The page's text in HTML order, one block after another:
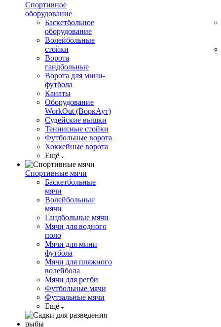
Спортивное
оборудование
Баскетбольное
оборудование
Волейбольные
стойки
Ворота
гандбольные
Ворота для мини-
футбола
Канаты
Оборудование
WorkOut (ВоркАут)
Судейские вышки
Теннисные стойки
Футбольные ворота
Хоккейные ворота
Ещё
Спортивные мячи
Баскетбольные
мячи
Волейбольные
мячи
Гандбольные мячи
Мячи для водного
поло
Мячи для мини
футбола
Мячи для пляжного
волейбола
Мячи для регби
Футбольные мячи
Футзальные мячи
Ещё